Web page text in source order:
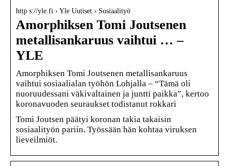
http s://yle.fi › Yle Uutiset › Sosiaalityö
Amorphiksen Tomi Joutsenen
metallisankaruus vaihtui … –
YLE
Amorphiksen Tomi Joutsenen metallisankaruus
vaihtui sosiaalialan työhön Lohjalla – “Tämä oli
nuoruudessani väkivaltainen ja juntti paikka”, kertoo
koronavuoden seuraukset todistanut rokkari
Tomi Joutsen päätyi koronan takia takaisin
sosiaalityön pariin. Työssään hän kohtaa viruksen
lieveilmiöt.